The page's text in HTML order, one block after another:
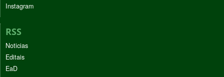
Instagram
RSS
Noticias
Editais
EaD